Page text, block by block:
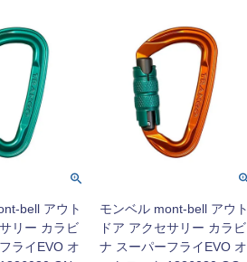
bell アウト
リー カラビ
ライEVO オ
モンベル mont-bell アウト
ドア アクセサリー カラビ
ナ スーパーフライEVO オ